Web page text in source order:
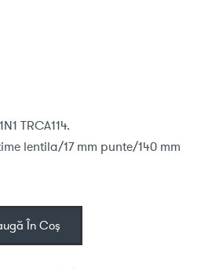
TRCA114.
lentila/17 mm punte/140 mm
În Coș